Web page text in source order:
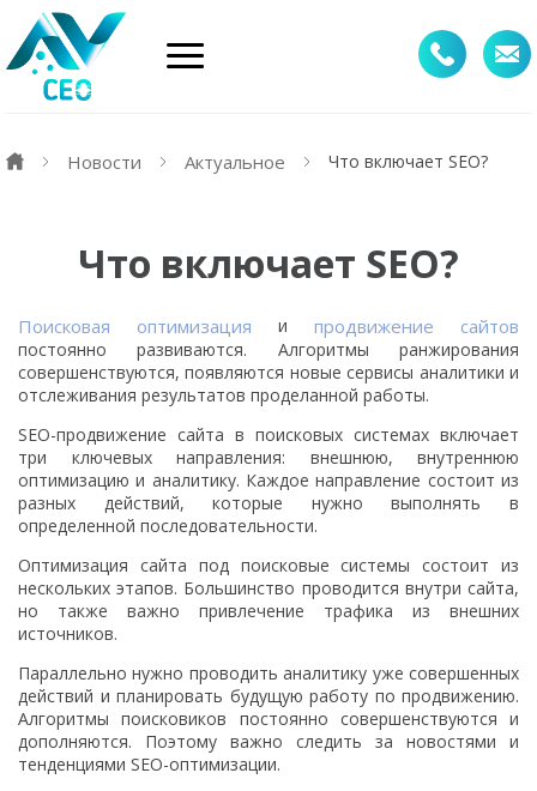
Новости Актуальное Что включает SEO?
Что включает SEO?
Поисковая оптимизация и продвижение сайтов
постоянно развиваются. Алгоритмы ранжирования
совершенствуются, появляются новые сервисы аналитики и
отслеживания результатов проделанной работы.
SEO-продвижение сайта в поисковых системах включает
три ключевых направления: внешнюю, внутреннюю
оптимизацию и аналитику. Каждое направление состоит из
разных действий, которые нужно выполнять в
определенной последовательности.
Оптимизация сайта под поисковые системы состоит из
нескольких этапов. Большинство проводится внутри сайта,
но также важно привлечение трафика из внешних
источников.
Параллельно нужно проводить аналитику уже совершенных
действий и планировать будущую работу по продвижению.
Алгоритмы поисковиков постоянно совершенствуются и
дополняются. Поэтому важно следить за новостями и
тенденциями SEO-оптимизации.